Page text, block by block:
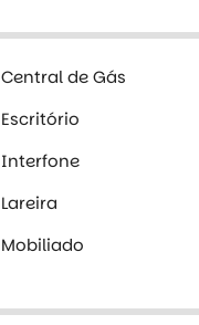
Central de Gás
Escritório
Interfone
Lareira
Mobiliado